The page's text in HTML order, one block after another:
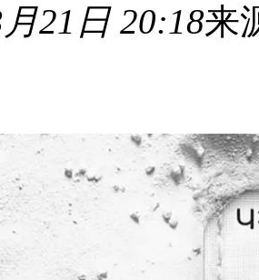
21日 20:18来